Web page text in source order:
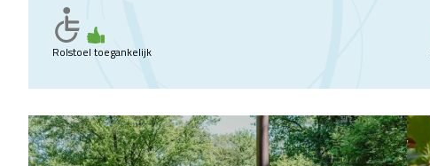
Rolstoel toegankelijk